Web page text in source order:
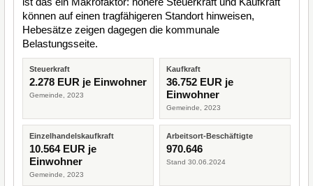
können auf einen tragfähigeren Standort hinweisen,
Hebesätze zeigen dagegen die kommunale
Belastungsseite.
Steuerkraft
2.278 EUR je Einwohner
Gemeinde, 2023
Kaufkraft
36.752 EUR je
Einwohner
Gemeinde, 2023
Einzelhandelskaufkraft
10.564 EUR je
Einwohner
Gemeinde, 2023
Arbeitsort-Beschäftigte
970.646
Stand 30.06.2024